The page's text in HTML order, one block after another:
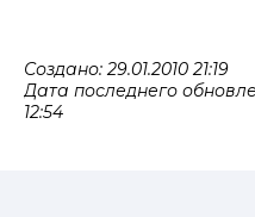
Создано: 29.01.2010 21:19
Дата последнего
12:54